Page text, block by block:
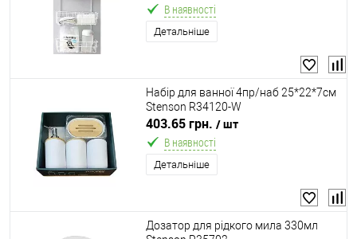
В наявності
Детальніше
Набір для ванної 4пр/наб 25*22*7см
Stenson R34120-W
403.65 грн. / шт
В наявності
Детальніше
Дозатор для рідкого мила 330мл